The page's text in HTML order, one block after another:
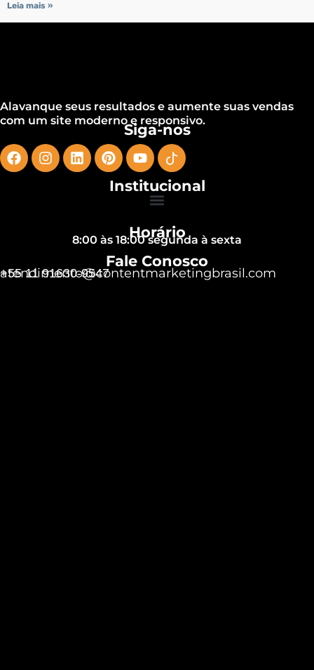
Leia mais »
Alavanque seus resultados e aumente suas vendas
com um site moderno e responsivo.
Siga-nos
Institucional
Horário
8:00 às 18:00 segunda à sexta
Fale Conosco
+55 11 91630-9547
atendimento@contentmarketingbrasil.com